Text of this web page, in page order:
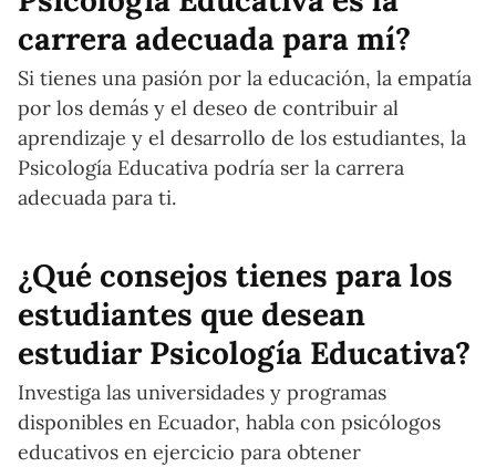
carrera adecuada para mí?
Si tienes una pasión por la educación, la empatía
por los demás y el deseo de contribuir al
aprendizaje y el desarrollo de los estudiantes, la
Psicología Educativa podría ser la carrera
adecuada para ti.
¿Qué consejos tienes para los
estudiantes que desean
estudiar Psicología Educativa?
Investiga las universidades y programas
disponibles en Ecuador, habla con psicólogos
educativos en ejercicio para obtener